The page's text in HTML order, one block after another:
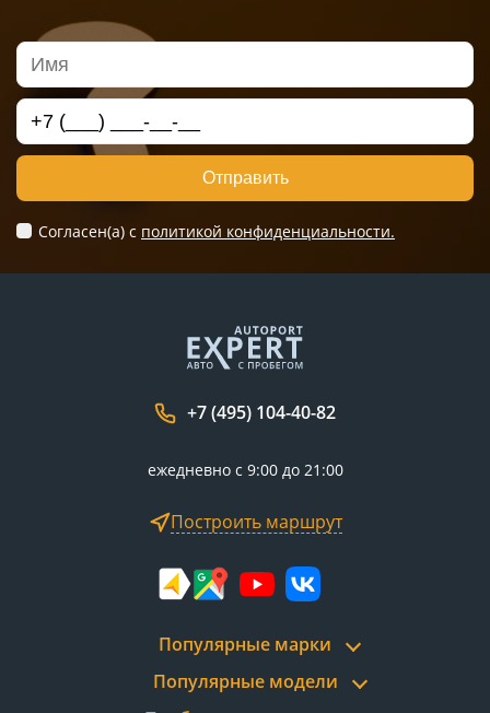
Отправить
Согласен(а) c политикой конфиденциальности.
+7 (495) 104-40-82
ежедневно с 9:00 до 21:00
Построить маршрут
Популярные марки
Популярные модели